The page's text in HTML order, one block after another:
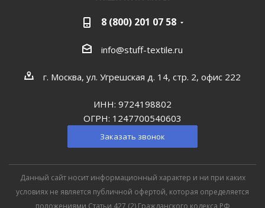
8 (800) 201 07 58
info@stuff-textile.ru
г. Москва, ул. Угрешская д. 14, стр. 2, офис 222
ИНН: 9724198802
ОГРН: 1247700540603
Заказать звонок
Данный сайт носит информационный характер и ни при каких
условиях не является публичной офертой, которая определяется